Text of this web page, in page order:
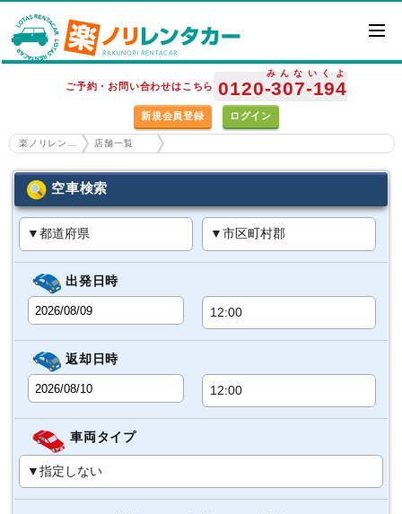
ご予約・お問い合わせはこちら 0120-307
みんな
-194
いくよ
新規会員登録 ログイン
楽ノリレンタカー ホーム 店舗一覧
空車検索
出発日時
返却日時
車両タイプ